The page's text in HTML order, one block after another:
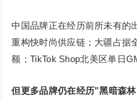
中国品牌正在经历前所未有的
重构快时尚供应链；大疆占据
额；TikTok Shop北美区单日
但更多品牌仍在经历”黑暗森